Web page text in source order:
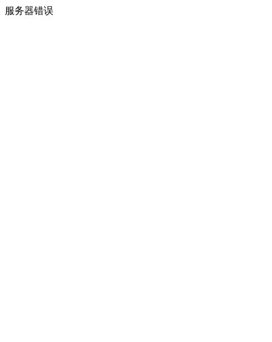
服务器错误